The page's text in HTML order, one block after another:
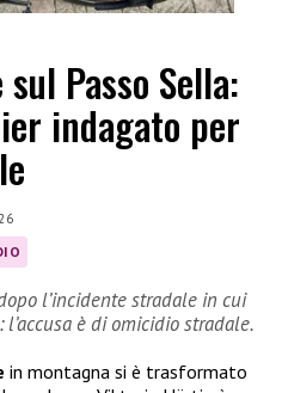
Passo Sella:
indagato per
l’incidente stradale in cui
è di omicidio stradale.
in montagna si è trasformato